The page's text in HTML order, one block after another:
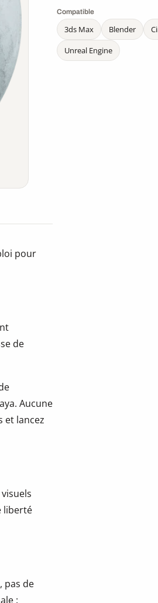
Compatible
3ds Max Blender
Unreal Engine
pour
de
Aucune
et lancez
liberté
pas de
: